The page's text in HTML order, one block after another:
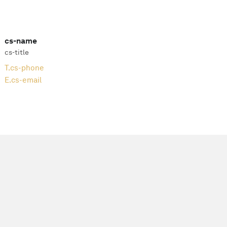
cs-name
cs-title
T.cs-phone
E.cs-email